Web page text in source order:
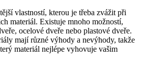
vlastností, kterou je třeba zvážit při
materiál. Existuje mnoho možností,
ocelové dveře nebo plastové dveře.
mají různé výhody a nevýhody, takže
materiál nejlépe vyhovuje vašim